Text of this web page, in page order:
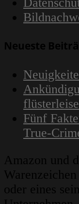
Neueste
Fünf
True-
Amazon und
oder eines